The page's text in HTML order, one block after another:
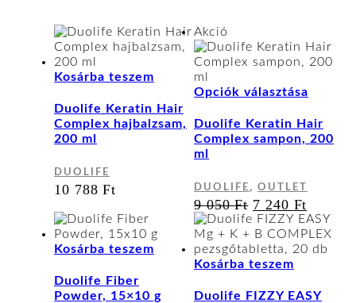
Kosárba teszem
Duolife Keratin Hair
Complex hajbalzsam,
200 ml
DUOLIFE
10 788Ft
Akció
Opciók választása
több
a
ki
Duolife Keratin Hair
Complex sampon, 200
ml
DUOLIFE , OUTLET
9 050Ft ORIGINAL
PRICE
WAS:
9
050 FT.
7 240 Ft
PRICE
IS:
7
Kosárba teszem
Duolife Fiber
Powder, 15×10 g
Kosárba teszem
Duolife FIZZY EASY